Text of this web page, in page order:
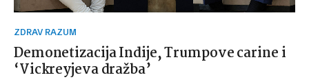
ZDRAV RAZUM
Demonetizacija Indije, Trumpove carine i
‘Vickreyjeva dražba’